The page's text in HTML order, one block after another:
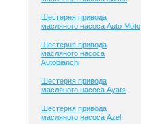
Шестерня привода
масляного насоса Auto Moto
Шестерня привода
масляного насоса
Autobianchi
Шестерня привода
масляного насоса Ayats
Шестерня привода
масляного насоса Azel